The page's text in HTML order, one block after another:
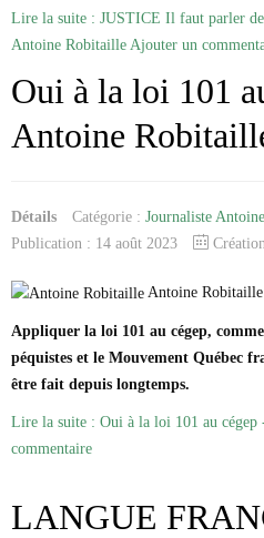
Lire la suite : JUSTICE Il faut parler
Antoine Robitaille Ajouter un
Oui à la loi 101
Antoine
Détails Catégorie : Journaliste
Publication : 14 août 2023
Antoine
Appliquer la loi 101 au cégep,
péquistes et le Mouvement Québec
être fait depuis longtemps.
Lire la suite : Oui à la loi 101 au
commentaire
LANGUE